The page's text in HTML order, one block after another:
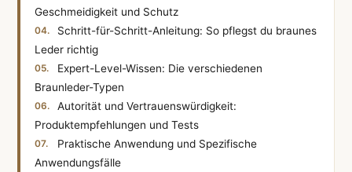
Geschmeidigkeit und Schutz
Schritt-für-Schritt-Anleitung: So pflegst du braunes
Leder richtig
Expert-Level-Wissen: Die verschiedenen
Braunleder-Typen
Autorität und Vertrauenswürdigkeit:
Produktempfehlungen und Tests
Praktische Anwendung und Spezifische
Anwendungsfälle